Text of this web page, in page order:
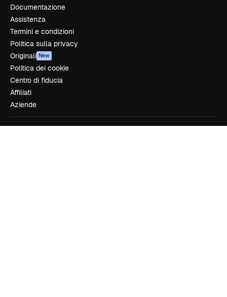
Documentazione
Assistenza
Termini e condizioni
Politica sulla privacy
Originali New
Politica dei cookie
Centro di fiducia
Affiliati
Aziende
Azienda